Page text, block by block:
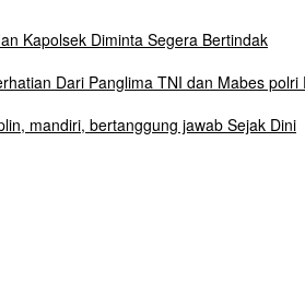
Kapolsek Diminta Segera Bertindak
Dari Panglima TNI dan Mabes polri
mandiri, bertanggung jawab Sejak Dini